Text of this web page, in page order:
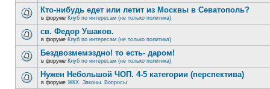
Кто-нибудь едет или летит из Москвы в Севатополь?
в форуме Клуб по интересам (не только политика)
св. Федор Ушаков.
в форуме Клуб по интересам (не только политика)
Бездвозмемэздно! то есть- даром!
в форуме Клуб по интересам (не только политика)
Нужен Небольшой ЧОП. 4-5 категории (перспектива)
в форуме ЖКХ. Законы. Вопросы